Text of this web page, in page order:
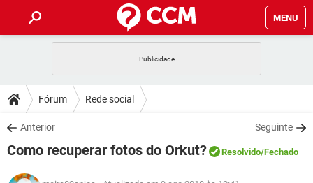
MENU
CELULAR
OUTLOOK
INSTAGRAM GMAIL
GUIA DE COMPRAS
DICAS
JOGOS
DOWNLOADS
JOGOS WHATSAPP
CELULAR
Fórum Rede social
Anterior Seguinte
Como recuperar fotos do Orkut? Resolvido/Fechado